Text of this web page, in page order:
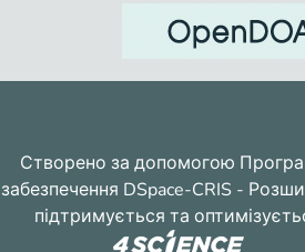
Створено за допомогою
забезпечення DSpace-CRIS -
підтримується та